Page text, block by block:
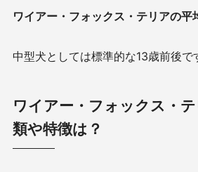
ワイアー・フォックス・テリアの平
中型犬としては標準的な13歳前後で
ワイアー・フォックス・
類や特徴は？